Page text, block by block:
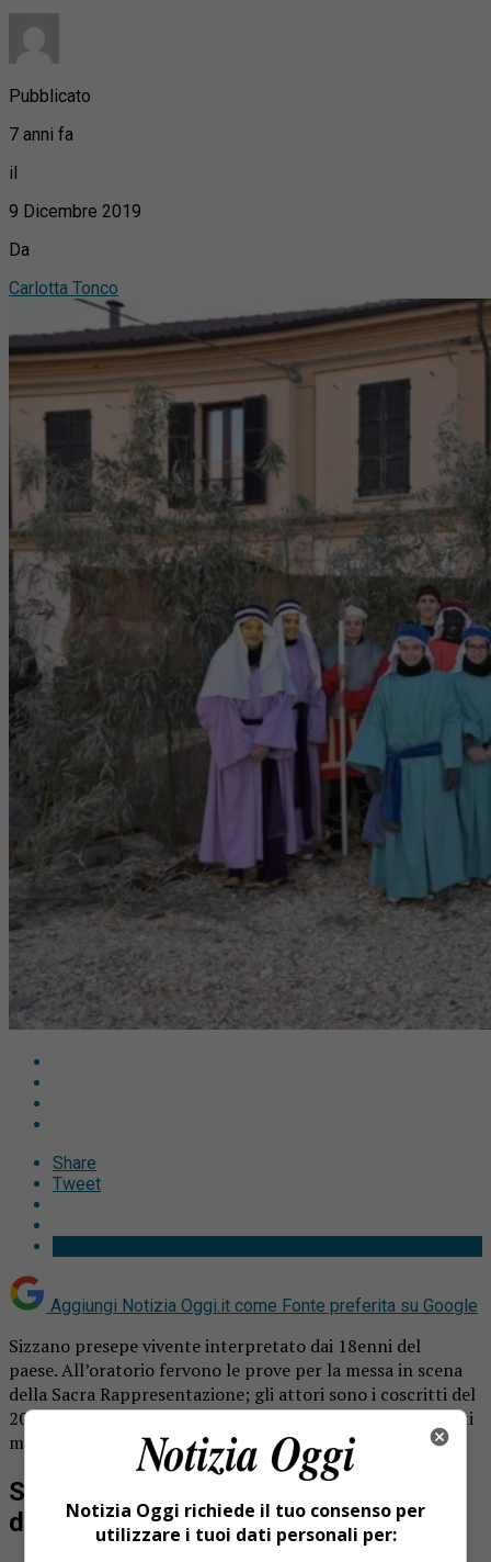
Pubblicato
7 anni fa
il
9 Dicembre 2019
Da
Carlotta Tonco
Share
Tweet
Aggiungi Notizia Oggi.it come Fonte preferita su Google
Sizzano presepe vivente interpretato dai 18enni del
paese. All’oratorio fervono le prove per la messa in scena
della Sacra Rappresentazione; gli attori sono i coscritti del
2002, cioè, come da tradizione, i giovani che sono diventati
maggiorenni durante l’anno.
Sizzano presepe vivente interpretato
dai 18enni del paese
Notizia Oggi richiede il tuo consenso per
utilizzare i tuoi dati personali per: